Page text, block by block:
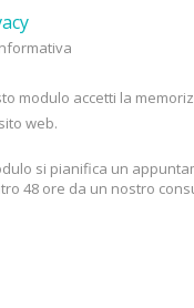
modulo accetti la
web.
si pianifica un
48 ore da un nostro